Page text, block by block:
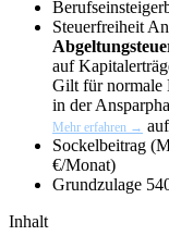
Steuerfreiheit
auf
Gilt für normale
in der
Mehr erfahren →
Sockelbeitrag
€/Monat)
Grundzulage
Inhalt